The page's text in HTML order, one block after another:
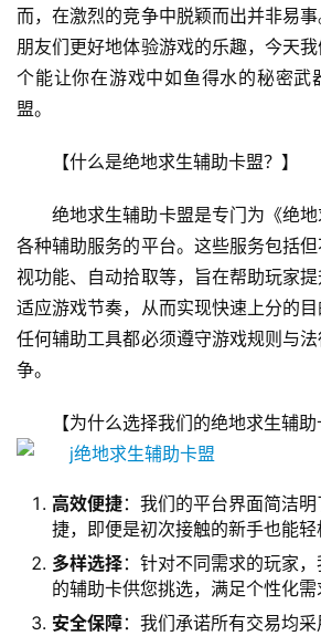
而，在激烈的竞争中脱颖而出并非易
朋友们更好地体验游戏的乐趣，今天
个能让你在游戏中如鱼得水的秘密武
盟。
【什么是绝地求生辅助卡盟？】
绝地求生辅助卡盟是专门为《绝
各种辅助服务的平台。这些服务包括
视功能、自动拾取等，旨在帮助玩家
适应游戏节奏，从而实现快速上分的
任何辅助工具都必须遵守游戏规则与
争。
【为什么选择我们的绝地求生辅助
高效便捷：我们的平台界面简洁
捷，即便是初次接触的新手也能轻
多样选择：针对不同需求的玩家
的辅助卡供您挑选，满足个性化需
安全保障：我们承诺所有交易均